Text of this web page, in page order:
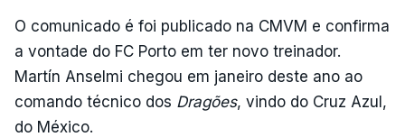
O comunicado é foi publicado na CMVM e confirma
a vontade do FC Porto em ter novo treinador.
Martín Anselmi chegou em janeiro deste ano ao
comando técnico dos Dragões, vindo do Cruz Azul,
do México.